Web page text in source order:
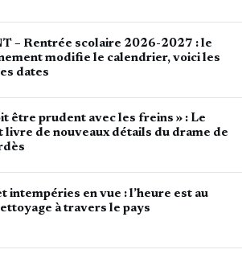
– Rentrée scolaire 2026-2027 : le
modifie le calendrier, voici les
dates
être prudent avec les freins » : Le
livre de nouveaux détails du drame de
intempéries en vue : l’heure est au
à travers le pays